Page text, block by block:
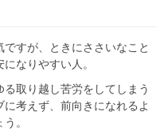
すが、ときにささいなこと
なりやすい人。
取り越し苦労をしてしまう
考えず、前向きになれるよ
。